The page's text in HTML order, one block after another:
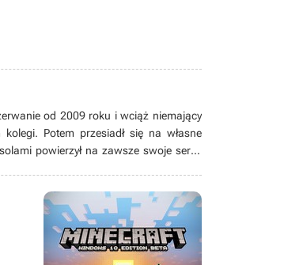
od 2009 roku i wciąż niemający
Potem przesiadł się na własne
powierzył na zawsze swoje serce